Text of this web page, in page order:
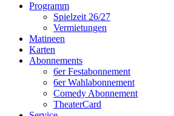
Programm
Spielzeit 26/27
Vermietungen
Matineen
Karten
Abonnements
6er Festabonnement
6er Wahlabonnement
Comedy Abonnement
TheaterCard